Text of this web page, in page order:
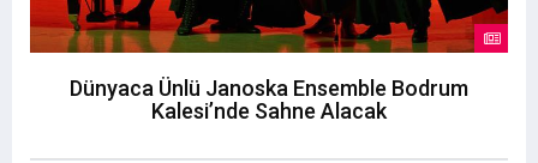
Dünyaca Ünlü Janoska Ensemble Bodrum
Kalesi’nde Sahne Alacak